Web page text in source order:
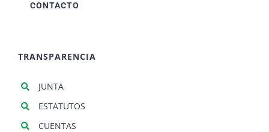
CONTACTO
TRANSPARENCIA
JUNTA
ESTATUTOS
CUENTAS